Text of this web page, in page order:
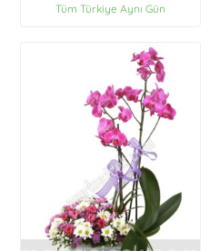
Tüm Türkiye Aynı Gün